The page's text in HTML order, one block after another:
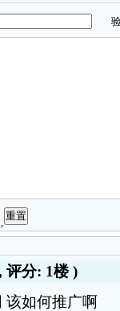
验
评分: 1楼)
该如何推广啊